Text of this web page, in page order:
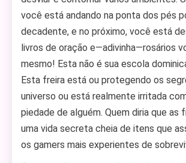
você está andando na ponta dos pés
decadente, e no próximo, você está
livros de oração e—adivinha—rosários
mesmo! Esta não é sua escola
Esta freira está ou protegendo os
universo ou está realmente irritada
piedade de alguém. Quem diria que as
uma vida secreta cheia de itens que
os gamers mais experientes de